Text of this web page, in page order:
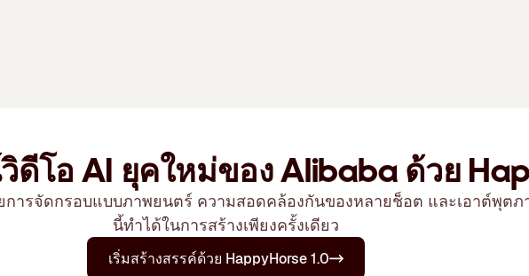
โอ AI ยุคใหม่ของ Alibaba ด้วย
การจัดกรอบแบบภาพยนตร์ ความสอดคล้องกันของหลายช็อต และเอาต์พุต
นี้ทำได้ในการสร้างเพียงครั้งเดียว
เริ่มสร้างสรรค์ด้วย HappyHorse 1.0